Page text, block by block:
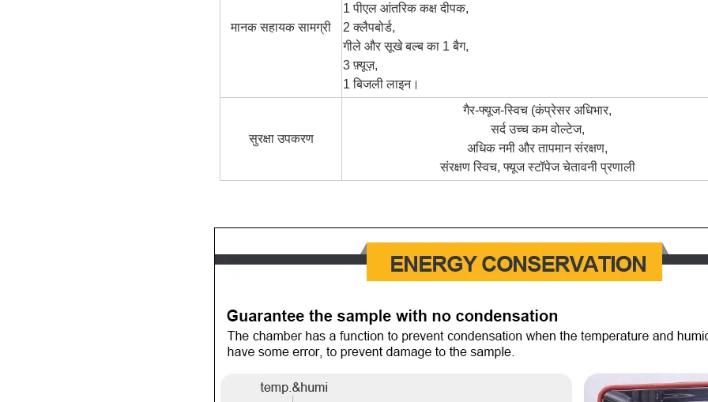
मानक सहायक सामग्री
1 पीएल आंतरिक कक्ष दीपक,
2 क्लैपबोर्ड,
गीले और सूखे बल्ब का 1 बैग,
3 फ़्यूज़,
1 बिजली लाइन।
सुरक्षा उपकरण
गैर-फ्यूज-स्विच (कंप्रेसर अधिभार,
सर्द उच्च कम वोल्टेज,
अधिक नमी और तापमान संरक्षण,
संरक्षण स्विच, फ्यूज स्टॉपेज चेतावनी प्रणाली